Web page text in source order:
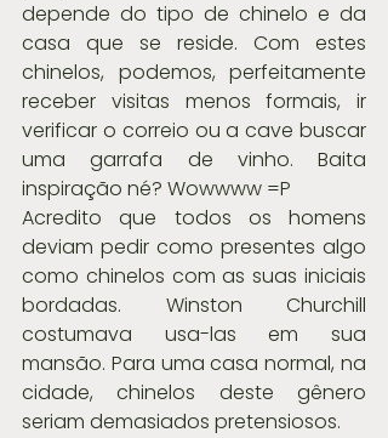
depende do tipo de chinelo e da
casa que se reside. Com estes
chinelos, podemos, perfeitamente
receber visitas menos formais, ir
verificar o correio ou a cave buscar
uma garrafa de vinho. Baita
inspiração né? Wowwww =P
Acredito que todos os homens
deviam pedir como presentes algo
como chinelos com as suas iniciais
bordadas. Winston Churchill
costumava usa-las em sua
mansão. Para uma casa normal, na
cidade, chinelos deste gênero
seriam demasiados pretensiosos.